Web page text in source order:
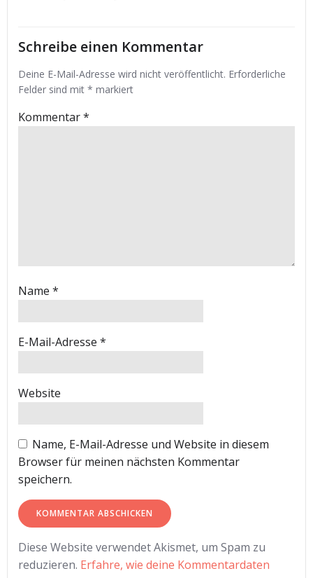
Schreibe einen Kommentar
Deine E-Mail-Adresse wird nicht veröffentlicht. Erforderliche
Felder sind mit * markiert
Kommentar*
Name *
E-Mail-Adresse *
Website
Name, E-Mail-Adresse und Website in diesem
Browser für meinen nächsten Kommentar
speichern.
Diese Website verwendet Akismet, um Spam zu
reduzieren. Erfahre, wie deine Kommentardaten